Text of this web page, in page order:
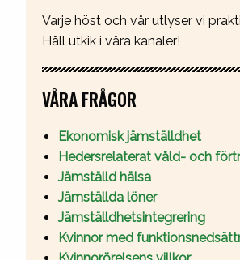
Varje höst och vår utlyser vi
Håll utkik i våra kanaler!
VÅRA FRÅGOR
Ekonomisk jämställdhet
Hedersrelaterat våld- och
Jämställd hälsa
Jämställda löner
Jämställdhetsintegrering
Kvinnor med